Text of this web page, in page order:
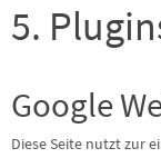
5.
Google
Diese Seite nutzt zur